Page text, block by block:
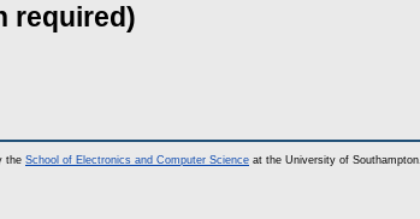
required)
the School of Electronics and Computer Science at the University of Southampton.